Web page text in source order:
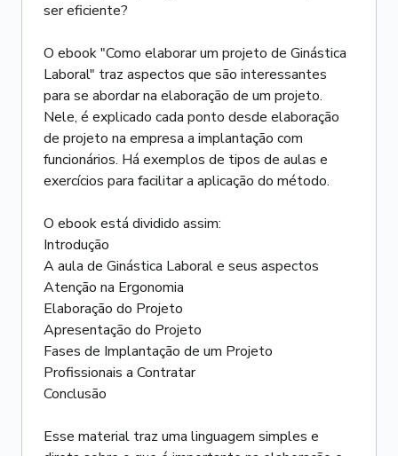
ser eficiente?
O ebook "Como elaborar um projeto de Ginástica
Laboral" traz aspectos que são interessantes
para se abordar na elaboração de um projeto.
Nele, é explicado cada ponto desde elaboração
de projeto na empresa a implantação com
funcionários. Há exemplos de tipos de aulas e
exercícios para facilitar a aplicação do método.
O ebook está dividido assim:
Introdução
A aula de Ginástica Laboral e seus aspectos
Atenção na Ergonomia
Elaboração do Projeto
Apresentação do Projeto
Fases de Implantação de um Projeto
Profissionais a Contratar
Conclusão
Esse material traz uma linguagem simples e